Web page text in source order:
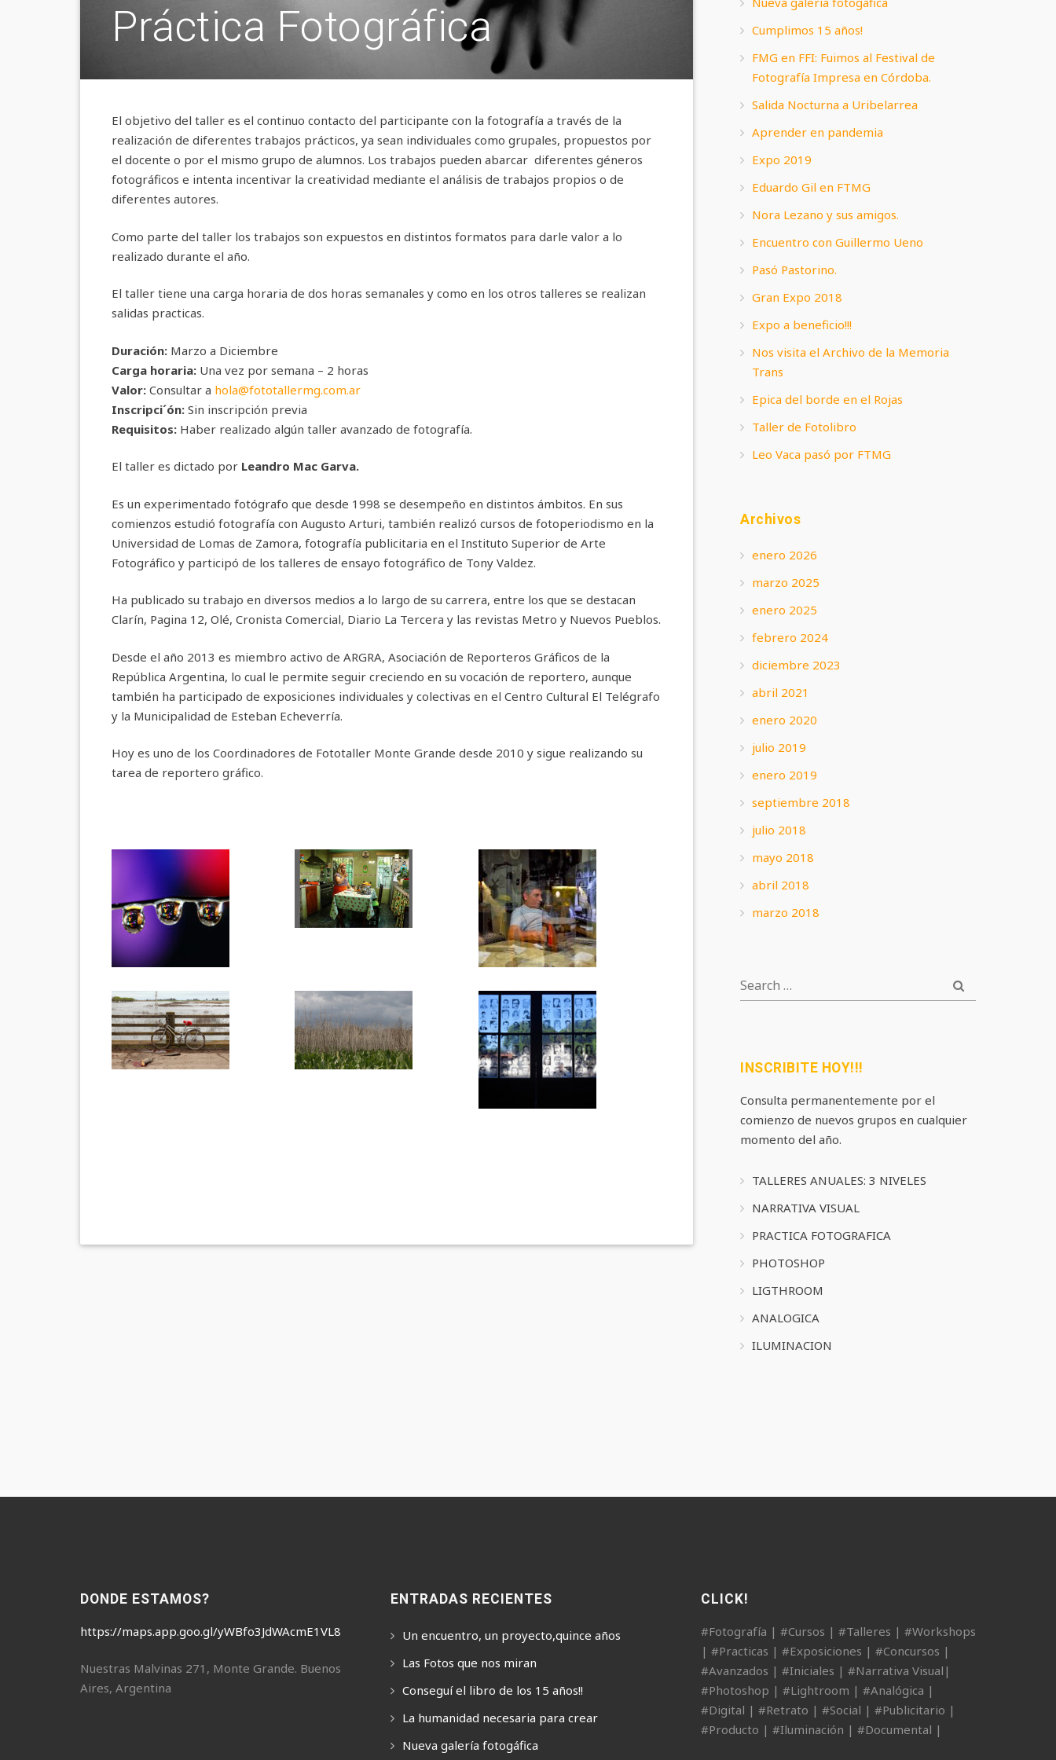
Práctica Fotográfica
El objetivo del taller es el continuo contacto del participante con la fotografía a través de la
realización de diferentes trabajos prácticos, ya sean individuales como grupales, propuestos por
el docente o por el mismo grupo de alumnos. Los trabajos pueden abarcar diferentes géneros
fotográficos e intenta incentivar la creatividad mediante el análisis de trabajos propios o de
diferentes autores.
Como parte del taller los trabajos son expuestos en distintos formatos para darle valor a lo
realizado durante el año.
El taller tiene una carga horaria de dos horas semanales y como en los otros talleres se realizan
salidas practicas.
Duración: Marzo a Diciembre
Carga horaria: Una vez por semana – 2 horas
Valor: Consultar a hola@fototallermg.com.ar
Inscripci´ón: Sin inscripción previa
Requisitos: Haber realizado algún taller avanzado de fotografía.
El taller es dictado por Leandro Mac Garva.
Es un experimentado fotógrafo que desde 1998 se desempeño en distintos ámbitos. En sus
comienzos estudió fotografía con Augusto Arturi, también realizó cursos de fotoperiodismo en la
Universidad de Lomas de Zamora, fotografía publicitaria en el Instituto Superior de Arte
Fotográfico y participó de los talleres de ensayo fotográfico de Tony Valdez.
Ha publicado su trabajo en diversos medios a lo largo de su carrera, entre los que se destacan
Clarín, Pagina 12, Olé, Cronista Comercial, Diario La Tercera y las revistas Metro y Nuevos Pueblos.
Desde el año 2013 es miembro activo de ARGRA, Asociación de Reporteros Gráficos de la
República Argentina, lo cual le permite seguir creciendo en su vocación de reportero, aunque
también ha participado de exposiciones individuales y colectivas en el Centro Cultural El Telégrafo
y la Municipalidad de Esteban Echeverría.
Hoy es uno de los Coordinadores de Fototaller Monte Grande desde 2010 y sigue realizando su
tarea de reportero gráfico.
Cumplimos 15 años!
FMG en FFI: Fuimos al Festival de
Fotografía Impresa en Córdoba.
Salida Nocturna a Uribelarrea
Aprender en pandemia
Expo 2019
Eduardo Gil en FTMG
Nora Lezano y sus amigos.
Encuentro con Guillermo Ueno
Pasó Pastorino.
Gran Expo 2018
Expo a beneficio!!!
Nos visita el Archivo de la Memoria
Trans
Epica del borde en el Rojas
Taller de Fotolibro
Leo Vaca pasó por FTMG
Archivos
enero 2026
marzo 2025
enero 2025
febrero 2024
diciembre 2023
abril 2021
enero 2020
julio 2019
enero 2019
septiembre 2018
julio 2018
mayo 2018
abril 2018
marzo 2018
SEARCH
SEARCH
INSCRIBITE HOY!!!
Consulta permanentemente por el
comienzo de nuevos grupos en cualquier
momento del año.
TALLERES ANUALES: 3 NIVELES
NARRATIVA VISUAL
PRACTICA FOTOGRAFICA
PHOTOSHOP
LIGTHROOM
ANALOGICA
ILUMINACION
DONDE ESTAMOS?
https://maps.app.goo.gl/yWBfo3JdWAcmE1VL8
Nuestras Malvinas 271, Monte Grande. Buenos
Aires, Argentina
ENTRADAS RECIENTES
Un encuentro, un proyecto,quince años
Las Fotos que nos miran
Conseguí el libro de los 15 años!!
La humanidad necesaria para crear
Nueva galería fotogáfica
CLICK!
#Fotografía | #Cursos | #Talleres | #Workshops
| #Practicas | #Exposiciones | #Concursos |
#Avanzados | #Iniciales | #Narrativa Visual|
#Photoshop | #Lightroom | #Analógica |
#Digital | #Retrato | #Social | #Publicitario |
#Producto | #Iluminación | #Documental |